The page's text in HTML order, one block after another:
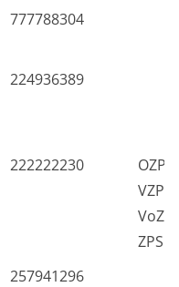
777788304
224936389
222222230
OZP
VZP
VoZP
ZPS
257941296